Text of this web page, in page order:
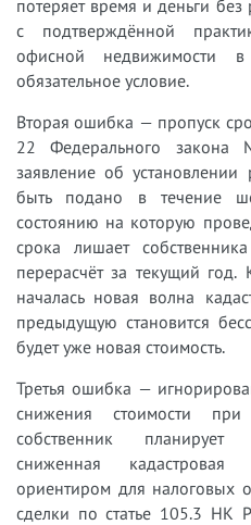
потеряет время и деньги
с подтверждённой
офисной недвижимости
обязательное условие.
Вторая ошибка — пропуск
22 Федерального закона
заявление об
быть подано в течение
состоянию на которую
срока лишает
перерасчёт за текущий
началась новая волна
предыдущую становится
будет уже новая стоимость.
Третья ошибка —
снижения стоимости
собственник планирует
сниженная
ориентиром для налоговых
сделки по статье 105.3 НК